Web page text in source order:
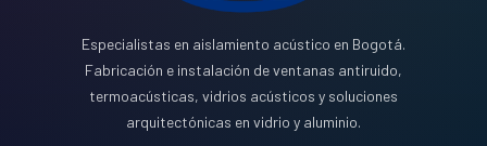
Especialistas en aislamiento acústico en Bogotá.
Fabricación e instalación de ventanas antiruido,
termoacústicas, vidrios acústicos y soluciones
arquitectónicas en vidrio y aluminio.